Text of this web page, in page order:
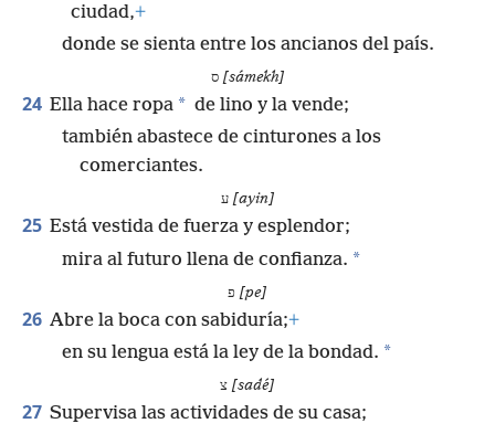
ciudad,+
donde se sienta entre los ancianos del país.
ס [sámekh]
24 Ella hace ropa * de lino y la vende;
también abastece de cinturones a los
comerciantes.
ע [ayin]
25 Está vestida de fuerza y esplendor;
mira al futuro llena de confianza. *
[pe]
26 Abre la boca con sabiduría;+
en su lengua está la ley de la bondad. *
[sadé]
27 Supervisa las actividades de su casa;